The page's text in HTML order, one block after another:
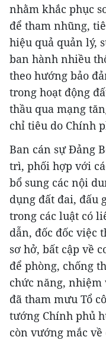
nhằm khắc phục
để tham nhũng,
hiệu quả quản lý,
ban hành nhiều
theo hướng bảo
trong hoạt động
thầu qua mạng
chỉ tiêu do Chính
Ban cán sự Đảng
trì, phối hợp với
bổ sung các nội
dụng đất đai, đấu
trong các luật có
dẫn, đốc đốc việc
sơ hở, bất cập về
để phòng, chống
chức năng, nhiệm
đã tham mưu Tổ
tướng Chính phủ
còn vướng mắc